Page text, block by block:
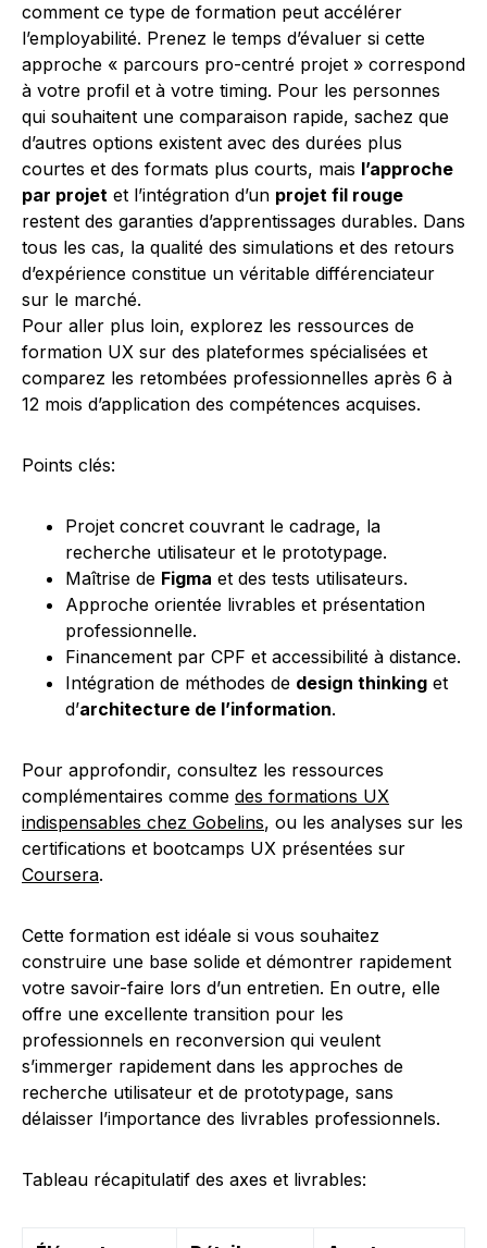
comment ce type de formation peut accélérer
l’employabilité. Prenez le temps d’évaluer si cette
approche « parcours pro-centré projet » correspond
à votre profil et à votre timing. Pour les personnes
qui souhaitent une comparaison rapide, sachez que
d’autres options existent avec des durées plus
courtes et des formats plus courts, mais l’approche
par projet et l’intégration d’un projet fil rouge
restent des garanties d’apprentissages durables. Dans
tous les cas, la qualité des simulations et des retours
d’expérience constitue un véritable différenciateur
sur le marché.
Pour aller plus loin, explorez les ressources de
formation UX sur des plateformes spécialisées et
comparez les retombées professionnelles après 6 à
12 mois d’application des compétences acquises.
Points clés:
Projet concret couvrant le cadrage, la
recherche utilisateur et le prototypage.
Maîtrise de Figma et des tests utilisateurs.
Approche orientée livrables et présentation
professionnelle.
Financement par CPF et accessibilité à distance.
Intégration de méthodes de design thinking et
d’architecture de l’information.
Pour approfondir, consultez les ressources
complémentaires comme des formations UX
indispensables chez Gobelins, ou les analyses sur les
certifications et bootcamps UX présentées sur
Coursera.
Cette formation est idéale si vous souhaitez
construire une base solide et démontrer rapidement
votre savoir-faire lors d’un entretien. En outre, elle
offre une excellente transition pour les
professionnels en reconversion qui veulent
s’immerger rapidement dans les approches de
recherche utilisateur et de prototypage, sans
délaisser l’importance des livrables professionnels.
Tableau récapitulatif des axes et livrables: